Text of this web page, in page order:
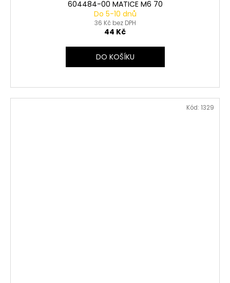
604484-00 MATICE M6 70
Do 5-10 dnů
36 Kč bez DPH
44 Kč
DO KOŠÍKU
Kód: 1329